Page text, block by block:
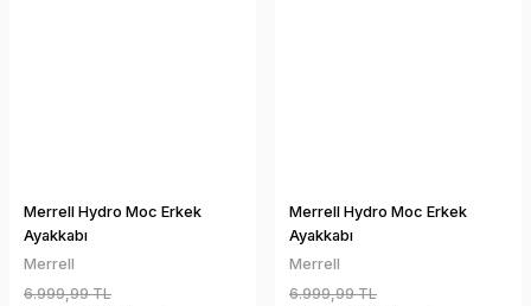
Merrell Hydro Moc Erkek
Ayakkabı
Merrell
6.999,99 TL
Merrell Hydro Moc Erkek
Ayakkabı
Merrell
6.999,99 TL